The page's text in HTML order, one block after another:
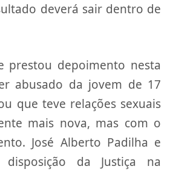
deverá sair dentro de
prestou depoimento nesta
abusado da jovem de 17
que teve relações sexuais
mais nova, mas com o
José Alberto Padilha e
da Justiça na